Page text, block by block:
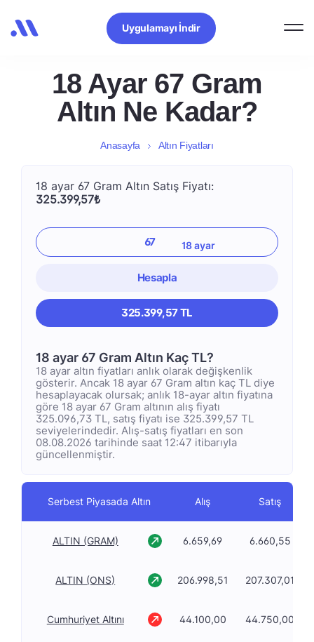
Uygulamayı İndir
18 Ayar 67 Gram
Altın Ne Kadar?
Anasayfa Altın Fiyatları
18 ayar 67 Gram Altın Satış Fiyatı:
325.399,57₺
Hesapla
325.399,57 TL
18 ayar 67 Gram Altın Kaç TL?
18 ayar altın fiyatları anlık olarak değişkenlik
gösterir. Ancak 18 ayar 67 Gram altın kaç TL diye
hesaplayacak olursak; anlık 18-ayar altın fiyatına
göre 18 ayar 67 Gram altının alış fiyatı
325.096,73 TL, satış fiyatı ise 325.399,57 TL
seviyelerindedir. Alış-satış fiyatları en son
08.08.2026 tarihinde saat 12:47 itibarıyla
güncellenmiştir.
Serbest Piyasada Altın Alış Satış
ALTIN (GRAM) 6.659,69 6.660,55
ALTIN (ONS) 206.998,51 207.307,01
Cumhuriyet Altını 44.100,00 44.750,00